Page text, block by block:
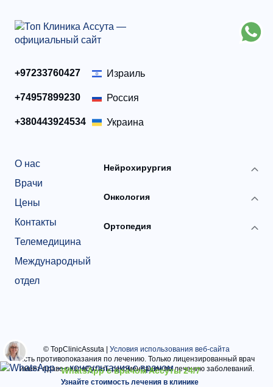
+97233760427 Израиль
+74957899230 Россия
+380443924534 Украина
О нас
Врачи
Цены
Контакты
Телемедицина
Международный
отдел
Нейрохирургия
Онкология
Ортопедия
© TopClinicAssuta
Условия использования веб-сайта
Есть противопоказания по лечению. Только лицензированный врач
имеет право разработать рекомендации по лечению заболеваний.
WhatsApp с врачом Ассуты 24/7
Узнайте стоимость лечения в клинике